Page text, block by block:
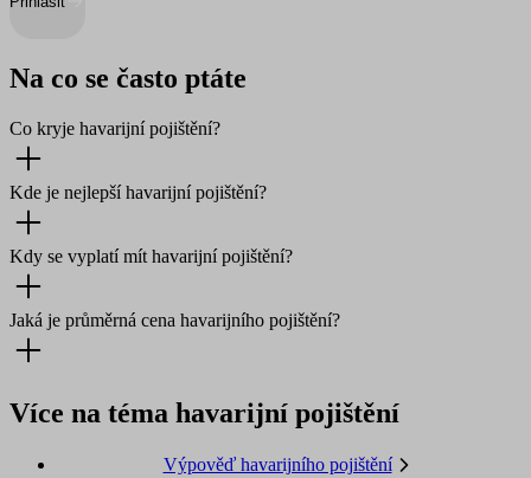
Na co se často ptáte
Co kryje havarijní pojištění?
Kde je nejlepší havarijní pojištění?
Kdy se vyplatí mít havarijní pojištění?
Jaká je průměrná cena havarijního pojištění?
Více na téma havarijní pojištění
Výpověď havarijního pojištění